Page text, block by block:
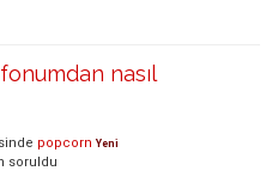
nasıl
popcorn Yeni
soruldu